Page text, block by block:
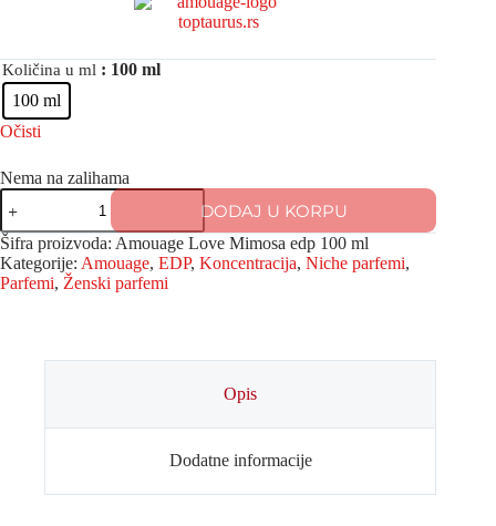
Količina u ml : 100 ml
100 ml
Očisti
Nema na zalihama
DODAJ U KORPU
Šifra proizvoda: Amouage Love Mimosa edp 100 ml
Kategorije: Amouage, EDP, Koncentracija, Niche parfemi,
Parfemi, Ženski parfemi
Opis
Dodatne informacije